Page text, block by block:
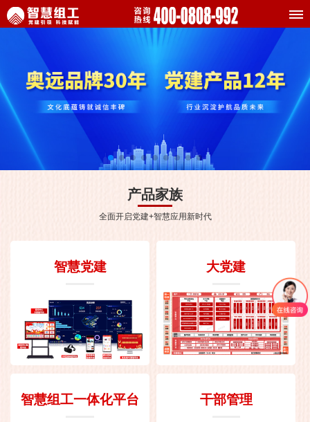
产品家族
全面开启党建+智慧应用新时代
智慧党建 大党建
智慧组工一体化平台 干部管理